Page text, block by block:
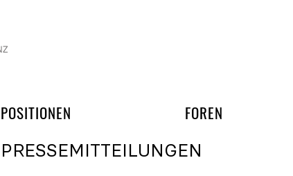
POSITIONEN FOREN UND
PRESSEMITTEILUNGEN